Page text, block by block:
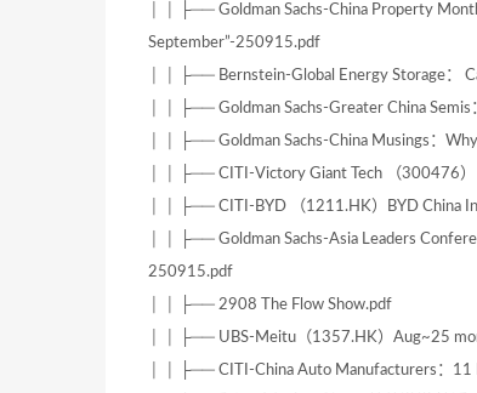
│ │ ├── Goldman Sachs-China Property
September”-250915.pdf
│ │ ├── Bernstein-Global Energy Storage：
│ │ ├── Goldman Sachs-Greater China
│ │ ├── Goldman Sachs-China Musings：
│ │ ├── CITI-Victory Giant Tech （300476
│ │ ├── CITI-BYD （1211.HK）BYD China
│ │ ├── Goldman Sachs-Asia Leaders
250915.pdf
│ │ ├── 2908 The Flow Show.pdf
│ │ ├── UBS-Meitu（1357.HK）Aug~25
│ │ ├── CITI-China Auto Manufacturers：